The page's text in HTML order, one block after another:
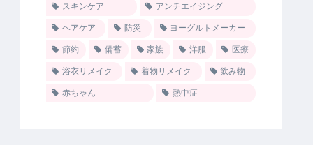
スキンケア アンチエイジング
ヘアケア 防災 ヨーグルトメーカー
節約 備蓄 家族 洋服 医療
浴衣リメイク 着物リメイク 飲み物
赤ちゃん 熱中症